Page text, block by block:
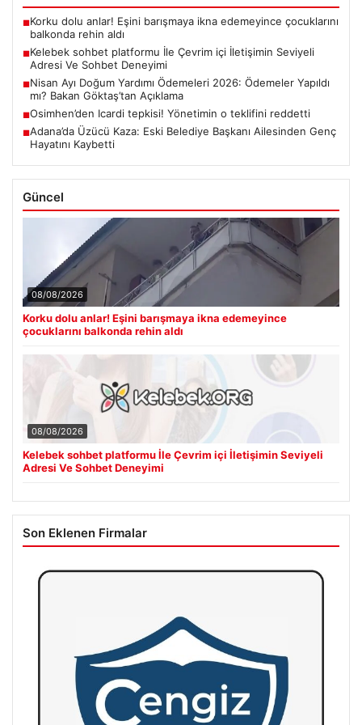
■Korku dolu anlar! Eşini barışmaya ikna edemeyince çocuklarını
balkonda rehin aldı
■Kelebek sohbet platformu İle Çevrim içi İletişimin Seviyeli
Adresi Ve Sohbet Deneyimi
■Nisan Ayı Doğum Yardımı Ödemeleri 2026: Ödemeler Yapıldı
mı? Bakan Göktaş’tan Açıklama
■Osimhen’den Icardi tepkisi! Yönetimin o teklifini reddetti
■Adana’da Üzücü Kaza: Eski Belediye Başkanı Ailesinden Genç
Hayatını Kaybetti
Güncel
08/08/2026
Korku dolu anlar! Eşini barışmaya ikna edemeyince
çocuklarını balkonda rehin aldı
08/08/2026
Kelebek sohbet platformu İle Çevrim içi İletişimin Seviyeli
Adresi Ve Sohbet Deneyimi
Son Eklenen Firmalar